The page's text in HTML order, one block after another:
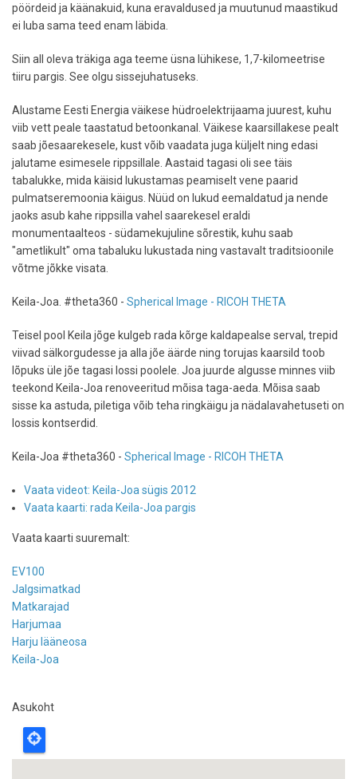
pöördeid ja käänakuid, kuna eravaldused ja muutunud maastikud
ei luba sama teed enam läbida.
Siin all oleva träkiga aga teeme üsna lühikese, 1,7-kilomeetrise
tiiru pargis. See olgu sissejuhatuseks.
Alustame Eesti Energia väikese hüdroelektrijaama juurest, kuhu
viib vett peale taastatud betoonkanal. Väikese kaarsillakese pealt
saab jõesaarekesele, kust võib vaadata juga küljelt ning edasi
jalutame esimesele rippsillale. Aastaid tagasi oli see täis
tabalukke, mida käisid lukustamas peamiselt vene paarid
pulmatseremoonia käigus. Nüüd on lukud eemaldatud ja nende
jaoks asub kahe rippsilla vahel saarekesel eraldi
monumentaalteos - südamekujuline sõrestik, kuhu saab
"ametlikult" oma tabaluku lukustada ning vastavalt traditsioonile
võtme jõkke visata.
Keila-Joa. #theta360 - Spherical Image - RICOH THETA
Teisel pool Keila jõge kulgeb rada kõrge kaldapealse serval, trepid
viivad sälkorgudesse ja alla jõe äärde ning torujas kaarsild toob
lõpuks üle jõe tagasi lossi poolele. Joa juurde algusse minnes viib
teekond Keila-Joa renoveeritud mõisa taga-aeda. Mõisa saab
sisse ka astuda, piletiga võib teha ringkäigu ja nädalavahetuseti on
lossis kontserdid.
Keila-Joa #theta360 - Spherical Image - RICOH THETA
Vaata videot: Keila-Joa sügis 2012
Vaata kaarti: rada Keila-Joa pargis
Vaata kaarti suuremalt:
EV100
Jalgsimatkad
Matkarajad
Harjumaa
Harju lääneosa
Keila-Joa
Asukoht